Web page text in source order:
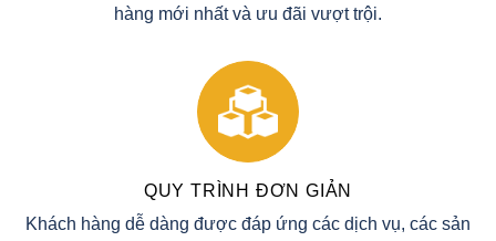
hàng mới nhất và ưu đãi vượt trội.
QUY TRÌNH ĐƠN GIẢN
Khách hàng dễ dàng được đáp ứng các dịch vụ, các sản